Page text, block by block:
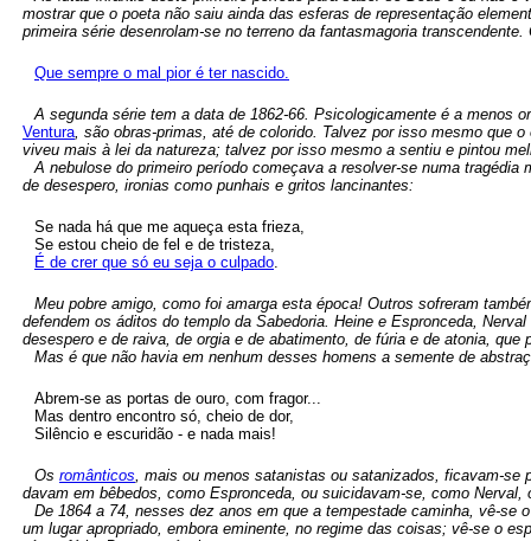
mostrar que o poeta não saiu ainda das esferas de representação
primeira série desenrolam-se no terreno da fantasmagoria
Que sempre o mal pior é ter nascido.
A segunda série tem a data de 1862-66. Psicologicamente é a menos
Ventura, são obras-primas, até de colorido. Talvez por isso mesmo que
viveu mais à lei da natureza; talvez por isso mesmo a sentiu e pintou
A nebulose do primeiro período começava a resolver-se numa
de desespero, ironias como punhais e gritos lancinantes:
Se nada há que me aqueça esta frieza,
Se estou cheio de fel e de tristeza,
É de crer que só eu seja o culpado.
Meu pobre amigo, como foi amarga esta época! Outros sofreram
defendem os áditos do templo da Sabedoria. Heine e Espronceda,
desespero e de raiva, de orgia e de abatimento, de fúria e de atonia, que
Mas é que não havia em nenhum desses homens a semente de
Abrem-se as portas de ouro, com fragor...
Mas dentro encontro só, cheio de dor,
Silêncio e escuridão - e nada mais!
Os românticos, mais ou menos satanistas ou satanizados, ficavam-se
davam em bêbedos, como Espronceda, ou suicidavam-se, como
De 1864 a 74, nesses dez anos em que a tempestade caminha, vê-se
um lugar apropriado, embora eminente, no regime das coisas; vê-se o